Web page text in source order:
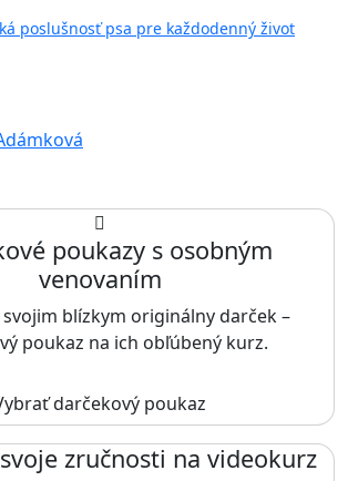
poslušnosť psa pre každodenný život
poukazy s osobným
venovaním
blízkym originálny darček –
poukaz na ich obľúbený kurz.
darčekový poukaz
zručnosti na videokurz